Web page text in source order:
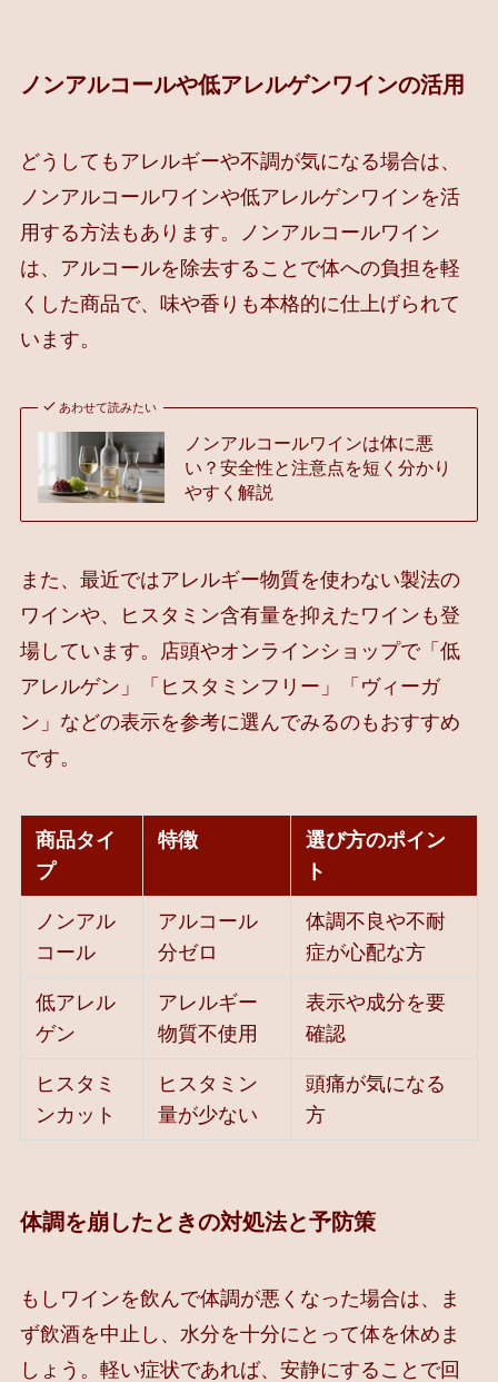
ノンアルコールや低アレルゲンワインの活用
どうしてもアレルギーや不調が気になる場合は、
ノンアルコールワインや低アレルゲンワインを活
用する方法もあります。ノンアルコールワイン
は、アルコールを除去することで体への負担を軽
くした商品で、味や香りも本格的に仕上げられて
います。
あわせて読みたい
ノンアルコールワインは体に悪
い？安全性と注意点を短く分かり
やすく解説
また、最近ではアレルギー物質を使わない製法の
ワインや、ヒスタミン含有量を抑えたワインも登
場しています。店頭やオンラインショップで「低
アレルゲン」「ヒスタミンフリー」「ヴィーガ
ン」などの表示を参考に選んでみるのもおすすめ
です。
商品タイ
プ
特徴
選び方のポイン
ト
ノンアル
コール
アルコール
分ゼロ
体調不良や不耐
症が心配な方
低アレル
ゲン
アレルギー
物質不使用
表示や成分を要
確認
ヒスタミ
ンカット
ヒスタミン
量が少ない
頭痛が気になる
方
体調を崩したときの対処法と予防策
もしワインを飲んで体調が悪くなった場合は、ま
ず飲酒を中止し、水分を十分にとって体を休めま
しょう。軽い症状であれば、安静にすることで回